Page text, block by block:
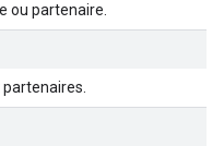
ou partenaire.